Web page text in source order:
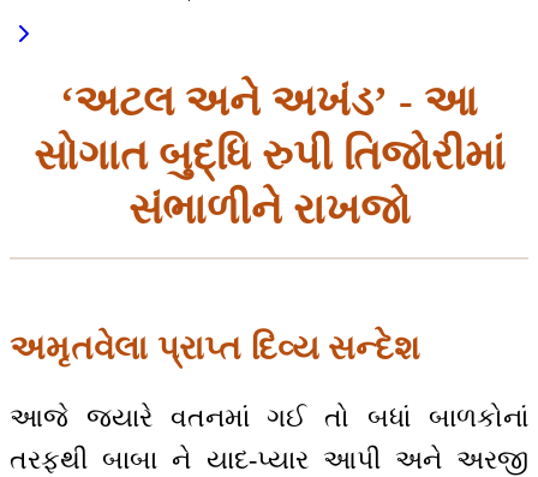
‘અટલ અને અખંડ’ - આ
સોગાત બુદ્ધિ રુપી તિજોરીમાં
સંભાળીને રાખજો
અમૃતવેલા પ્રાપ્ત દિવ્ય સન્દેશ
આજે જ્યારે વતનમાં ગઈ તો બધાં બાળકોનાં
તરફથી બાબા ને યાદ-પ્યાર આપી અને અરજી